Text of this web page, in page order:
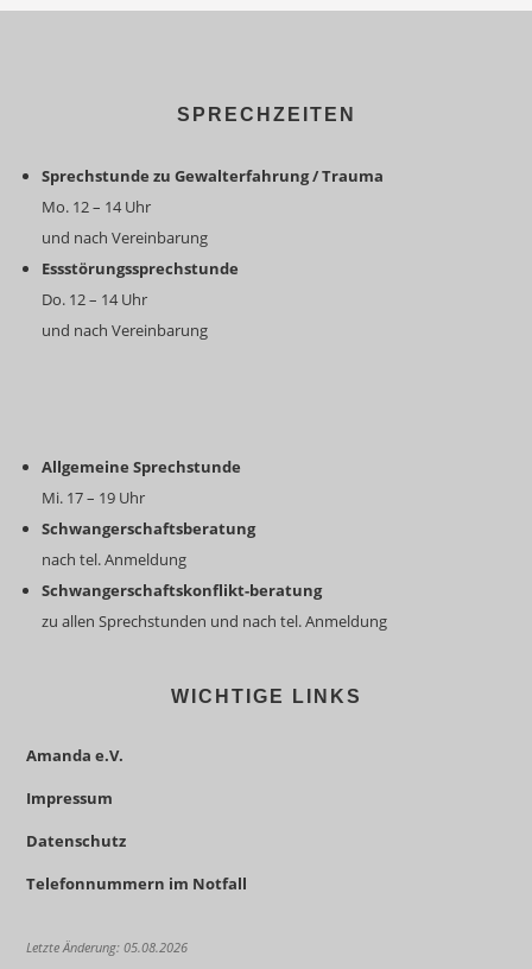
SPRECHZEITEN
Sprechstunde zu Gewalterfahrung / Trauma
Mo. 12 – 14 Uhr
und nach Vereinbarung
Essstörungssprechstunde
Do. 12 – 14 Uhr
und nach Vereinbarung
Allgemeine Sprechstunde
Mi. 17 – 19 Uhr
Schwangerschaftsberatung
nach tel. Anmeldung
Schwangerschaftskonflikt-beratung
zu allen Sprechstunden und nach tel. Anmeldung
WICHTIGE LINKS
Amanda e.V.
Impressum
Datenschutz
Telefonnummern im Notfall
Letzte Änderung: 05.08.2026